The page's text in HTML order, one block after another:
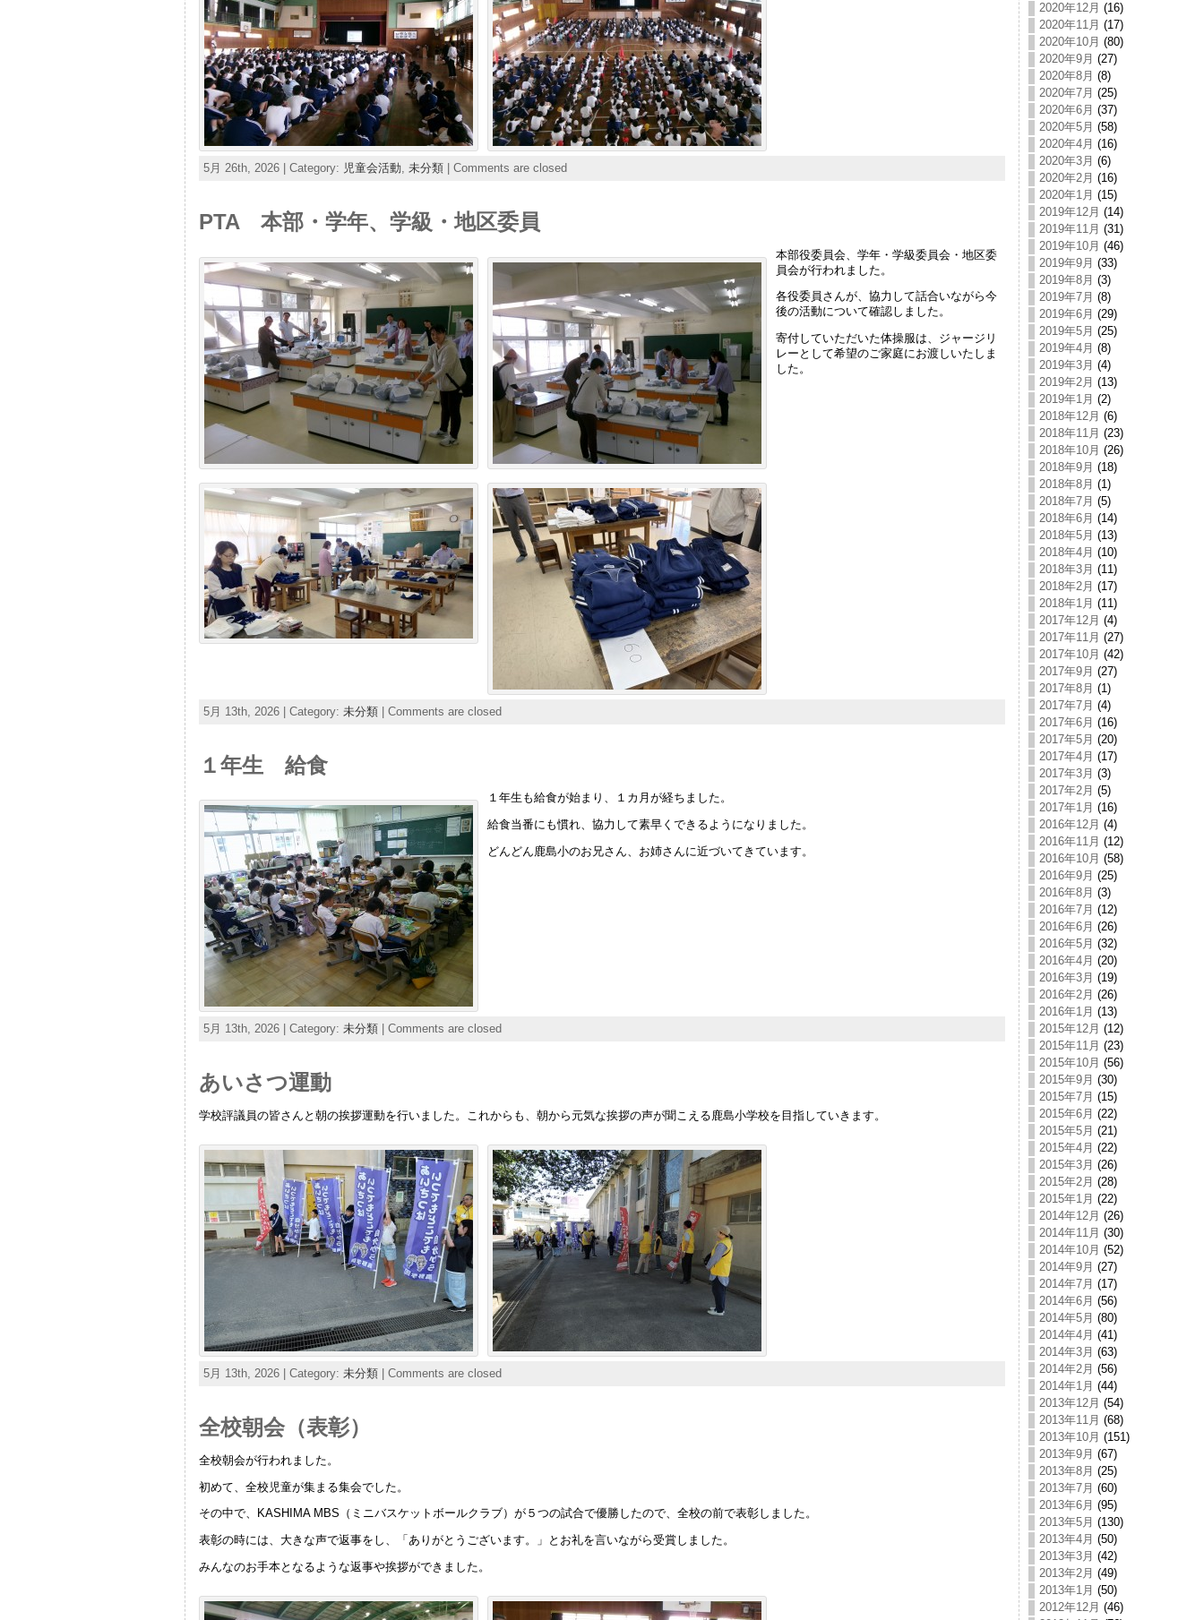
5月 26th, 2026 | Category: 児童会活動 未分類| Comments are closed
PTA 本部・学年、学級・地区委員
本部役委員会、学年・学級委員会・地区委
員会が行われました。
各役委員さんが、協力して話合いながら今
後の活動について確認しました。
寄付していただいた体操服は、ジャージリ
レーとして希望のご家庭にお渡しいたしま
した。
5月 13th, 2026 | Category: 未分類| Comments are closed
１年生 給食
１年生も給食が始まり、１カ月が経ちました。
給食当番にも慣れ、協力して素早くできるようになりました。
どんどん鹿島小のお兄さん、お姉さんに近づいてきています。
5月 13th, 2026 | Category: 未分類| Comments are closed
あいさつ運動
学校評議員の皆さんと朝の挨拶運動を行いました。これからも、朝から元気な挨拶の声が聞こえる鹿島小学校を目指していきます。
5月 13th, 2026 | Category: 未分類| Comments are closed
全校朝会（表彰）
全校朝会が行われました。
初めて、全校児童が集まる集会でした。
その中で、KASHIMA MBS（ミニバスケットボールクラブ）が５つの試合で優勝したので、全校の前で表彰しました。
表彰の時には、大きな声で返事をし、「ありがとうございます。」とお礼を言いながら受賞しました。
みんなのお手本となるような返事や挨拶ができました。
2020年12月 (16)
2020年11月 (17)
2020年10月 (80)
2020年9月 (27)
2020年8月 (8)
2020年7月 (25)
2020年6月 (37)
2020年5月 (58)
2020年4月 (16)
2020年3月 (6)
2020年2月 (16)
2020年1月 (15)
2019年12月 (14)
2019年11月 (31)
2019年10月 (46)
2019年9月 (33)
2019年8月 (3)
2019年7月 (8)
2019年6月 (29)
2019年5月 (25)
2019年4月 (8)
2019年3月 (4)
2019年2月 (13)
2019年1月 (2)
2018年12月 (6)
2018年11月 (23)
2018年10月 (26)
2018年9月 (18)
2018年8月 (1)
2018年7月 (5)
2018年6月 (14)
2018年5月 (13)
2018年4月 (10)
2018年3月 (11)
2018年2月 (17)
2018年1月 (11)
2017年12月 (4)
2017年11月 (27)
2017年10月 (42)
2017年9月 (27)
2017年8月 (1)
2017年7月 (4)
2017年6月 (16)
2017年5月 (20)
2017年4月 (17)
2017年3月 (3)
2017年2月 (5)
2017年1月 (16)
2016年12月 (4)
2016年11月 (12)
2016年10月 (58)
2016年9月 (25)
2016年8月 (3)
2016年7月 (12)
2016年6月 (26)
2016年5月 (32)
2016年4月 (20)
2016年3月 (19)
2016年2月 (26)
2016年1月 (13)
2015年12月 (12)
2015年11月 (23)
2015年10月 (56)
2015年9月 (30)
2015年7月 (15)
2015年6月 (22)
2015年5月 (21)
2015年4月 (22)
2015年3月 (26)
2015年2月 (28)
2015年1月 (22)
2014年12月 (26)
2014年11月 (30)
2014年10月 (52)
2014年9月 (27)
2014年7月 (17)
2014年6月 (56)
2014年5月 (80)
2014年4月 (41)
2014年3月 (63)
2014年2月 (56)
2014年1月 (44)
2013年12月 (54)
2013年11月 (68)
2013年10月 (151)
2013年9月 (67)
2013年8月 (25)
2013年7月 (60)
2013年6月 (95)
2013年5月 (130)
2013年4月 (50)
2013年3月 (42)
2013年2月 (49)
2013年1月 (50)
2012年12月 (46)